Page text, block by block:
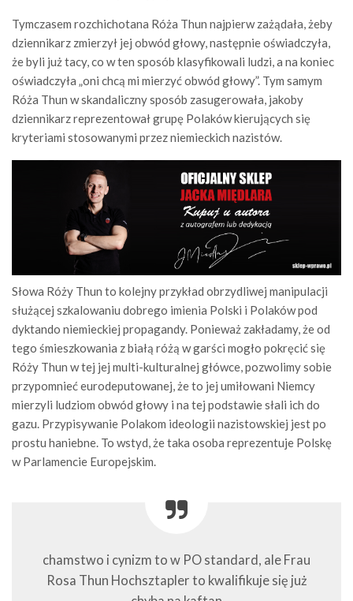
Tymczasem rozchichotana Róża Thun najpierw zażądała, żeby
dziennikarz zmierzył jej obwód głowy, następnie oświadczyła,
że byli już tacy, co w ten sposób klasyfikowali ludzi, a na koniec
oświadczyła „oni chcą mi mierzyć obwód głowy”. Tym samym
Róża Thun w skandaliczny sposób zasugerowała, jakoby
dziennikarz reprezentował grupę Polaków kierujących się
kryteriami stosowanymi przez niemieckich nazistów.
Słowa Róży Thun to kolejny przykład obrzydliwej manipulacji
służącej szkalowaniu dobrego imienia Polski i Polaków pod
dyktando niemieckiej propagandy. Ponieważ zakładamy, że od
tego śmieszkowania z białą różą w garści mogło pokręcić się
Róży Thun w tej jej multi-kulturalnej główce, pozwolimy sobie
przypomnieć eurodeputowanej, że to jej umiłowani Niemcy
mierzyli ludziom obwód głowy i na tej podstawie słali ich do
gazu. Przypisywanie Polakom ideologii nazistowskiej jest po
prostu haniebne. To wstyd, że taka osoba reprezentuje Polskę
w Parlamencie Europejskim.
chamstwo i cynizm to w PO standard, ale Frau
Rosa Thun Hochsztapler to kwalifikuje się już